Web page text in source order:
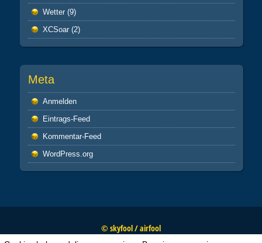
Wetter(9)
XCSoar(2)
Meta
Anmelden
Eintrags-Feed
Kommentar-Feed
WordPress.org
© skyfool / airfool